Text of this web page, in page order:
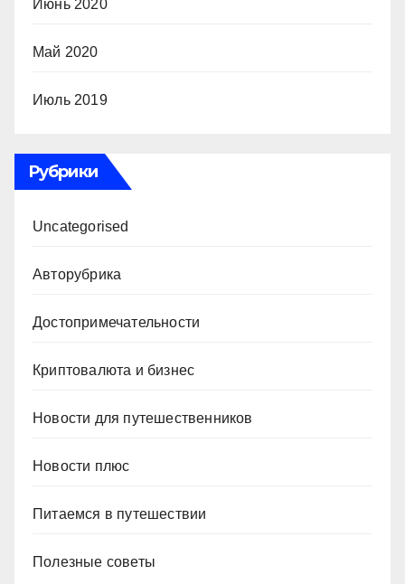
Июнь 2020
Май 2020
Июль 2019
Рубрики
Uncategorised
Авторубрика
Достопримечательности
Криптовалюта и бизнес
Новости для путешественников
Новости плюс
Питаемся в путешествии
Полезные советы